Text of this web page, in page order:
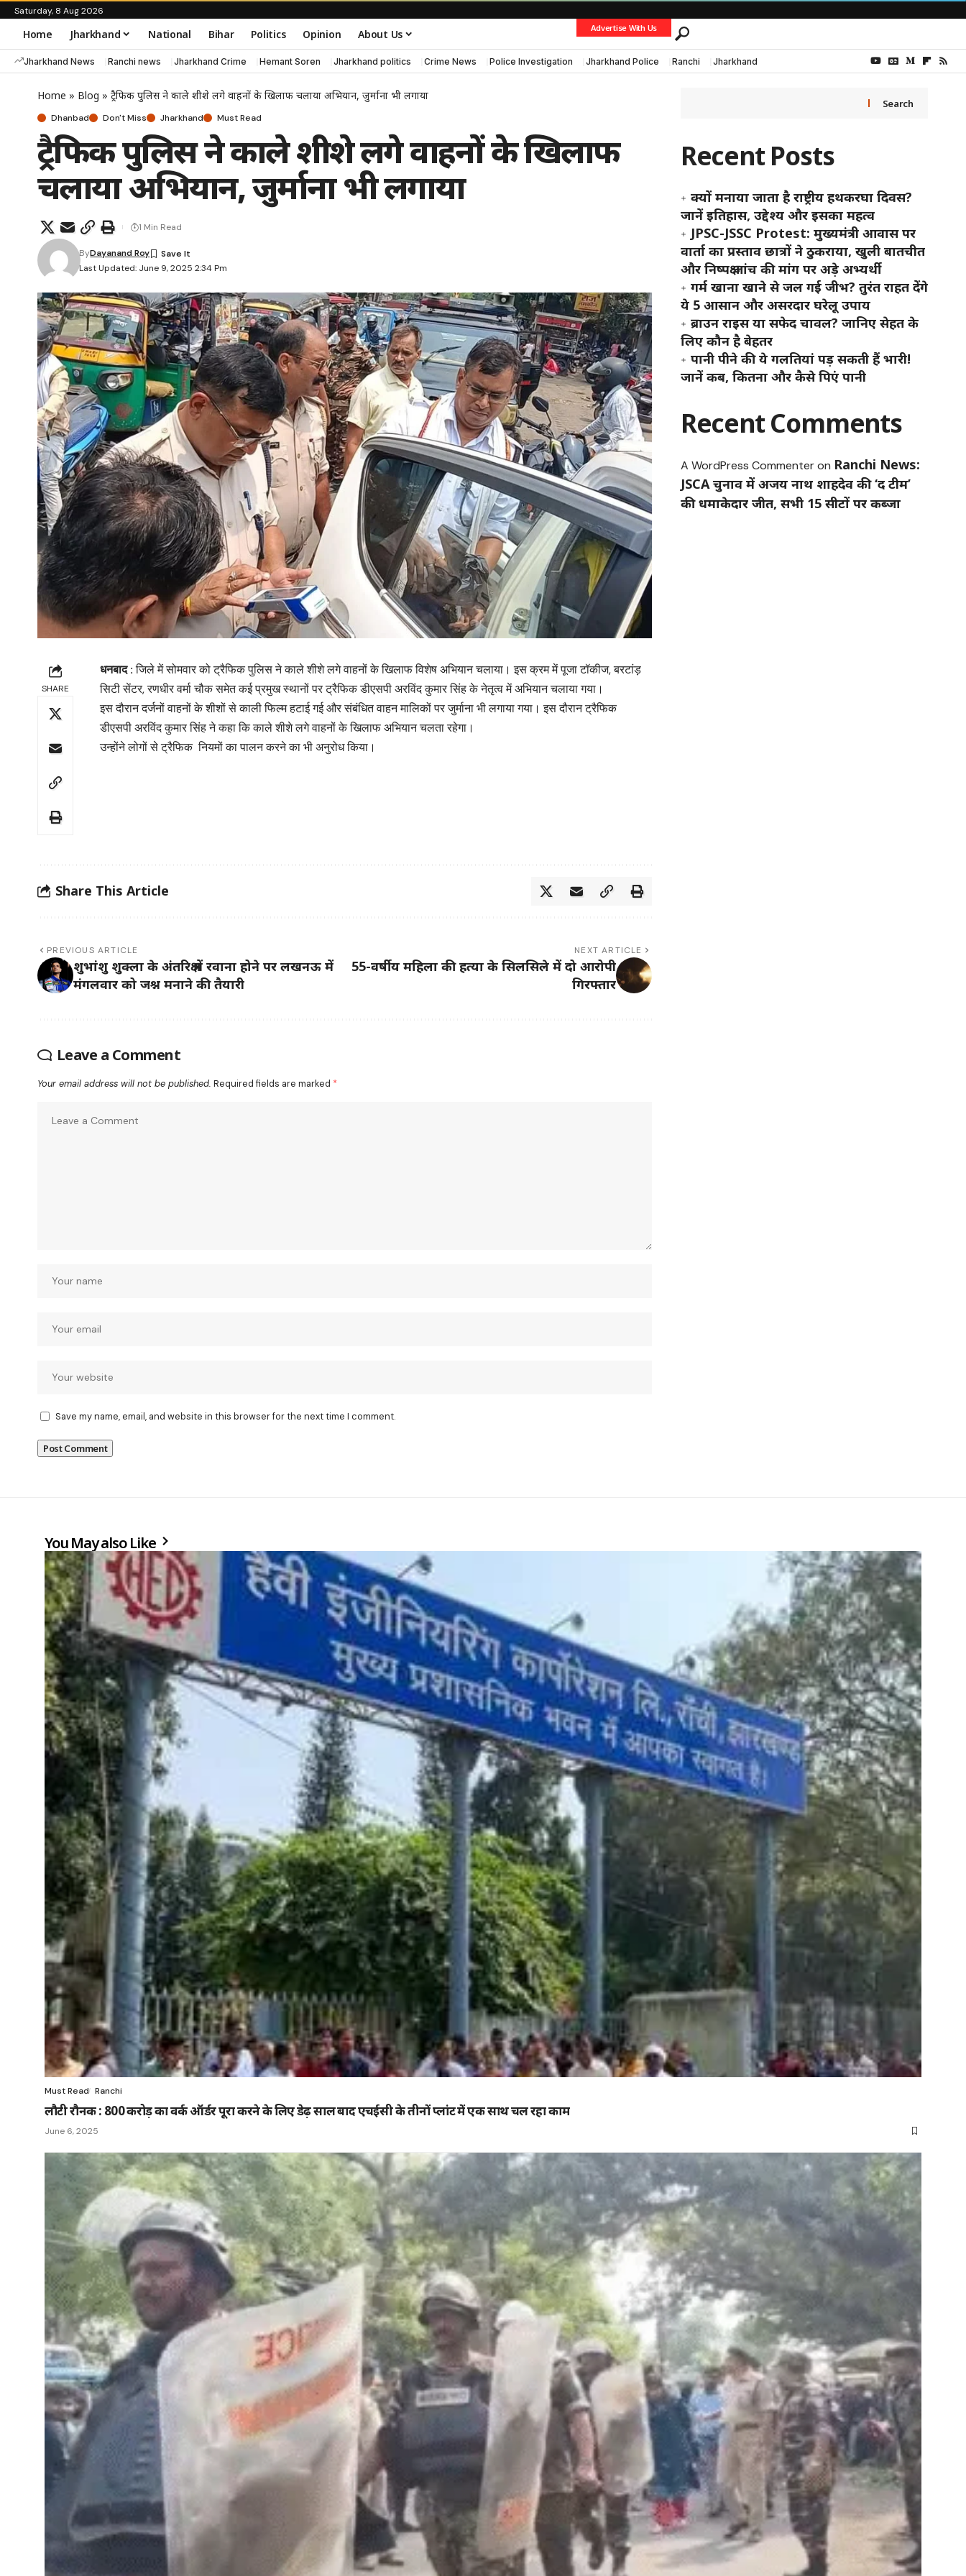
Saturday, 8 Aug 2026
Home Jharkhand National Bihar Politics Opinion About Us Advertise With Us
Jharkhand News Ranchi news Jharkhand Crime Hemant Soren Jharkhand politics Crime News Police Investigation Jharkhand Police Ranchi Jharkhand
Home » Blog » ट्रैफिक पुलिस ने काले शीशे लगे वाहनों के खिलाफ चलाया अभियान, जुर्माना भी लगाया
Dhanbad Don't Miss Jharkhand Must Read
ट्रैफिक पुलिस ने काले शीशे लगे वाहनों के खिलाफ
चलाया अभियान, जुर्माना भी लगाया
Last Updated: June 9, 2025 2:34 Pm
ByDayanand Roy
1 Min Read
SHARE
धनबाद :जिले में सोमवार को ट्रैफिक पुलिस ने काले शीशे लगे वाहनों के खिलाफ विशेष अभियान चलाया। इस क्रम में पूजा टॉकीज, बरटांड़
सिटी सेंटर, रणधीर वर्मा चौक समेत कई प्रमुख स्थानों पर ट्रैफिक डीएसपी अरविंद कुमार सिंह के नेतृत्व में अभियान चलाया गया।
इस दौरान दर्जनों वाहनों के शीशों से काली फिल्म हटाई गई और संबंधित वाहन मालिकों पर जुर्माना भी लगाया गया। इस दौरान ट्रैफिक
डीएसपी अरविंद कुमार सिंह ने कहा कि काले शीशे लगे वाहनों के खिलाफ अभियान चलता रहेगा।
उन्होंने लोगों से ट्रैफिक नियमों का पालन करने का भी अनुरोध किया।
Share This Article
PREVIOUS ARTICLE
शुभांशु शुक्ला के अंतरिक्ष में रवाना होने पर लखनऊ में
मंगलवार को जश्न मनाने की तैयारी
NEXT ARTICLE
55-वर्षीय महिला की हत्या के सिलसिले में दो आरोपी
गिरफ्तार
Leave a Comment
Your email address will not be published. Required fields are marked *
Save my name, email, and website in this browser for the next time I comment.
Search
Recent Posts
क्यों मनाया जाता है राष्ट्रीय हथकरघा दिवस?
जानें इतिहास, उद्देश्य और इसका महत्व
JPSC-JSSC Protest: मुख्यमंत्री आवास पर
वार्ता का प्रस्ताव छात्रों ने ठुकराया, खुली बातचीत
और निष्पक्ष जांच की मांग पर अड़े अभ्यर्थी
गर्म खाना खाने से जल गई जीभ? तुरंत राहत देंगे
ये 5 आसान और असरदार घरेलू उपाय
ब्राउन राइस या सफेद चावल? जानिए सेहत के
लिए कौन है बेहतर
पानी पीने की ये गलतियां पड़ सकती हैं भारी!
जानें कब, कितना और कैसे पिएं पानी
Recent Comments
A WordPress Commenteron Ranchi News:
JSCA चुनाव में अजय नाथ शाहदेव की ‘द टीम’
की धमाकेदार जीत, सभी 15 सीटों पर कब्जा
You May also Like
Must Read Ranchi
लौटी रौनक : 800 करोड़ का वर्क ऑर्डर पूरा करने के लिए डेढ़ साल बाद एचईसी के तीनों प्लांट में एक साथ चल रहा काम
June 6, 2025